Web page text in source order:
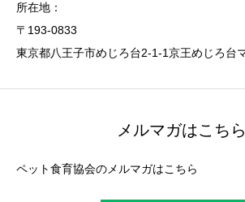
所在地：
〒193-0833
東京都八王子市めじろ台2-1-1京王めじろ台
メルマガはこちら
ペット食育協会のメルマガはこちら